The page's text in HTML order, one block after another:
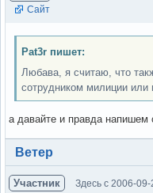
Сайт
Pat3r пишет:
Любава, я считаю, что
сотрудником милиции или
а давайте и правда напишем
Вне форума
Ветер
Участник Здесь с 2006-09-